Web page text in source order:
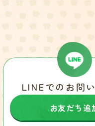
LINEでのお問
お友だち追